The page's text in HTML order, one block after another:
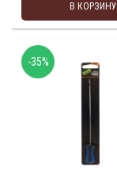
В КОРЗИНУ
-35%